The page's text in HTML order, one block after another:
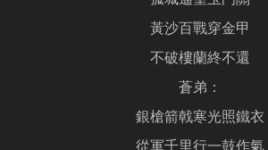
黃沙百戰穿金甲
不破樓蘭終不還
蒼弟：
銀槍箭戟寒光照鐵衣